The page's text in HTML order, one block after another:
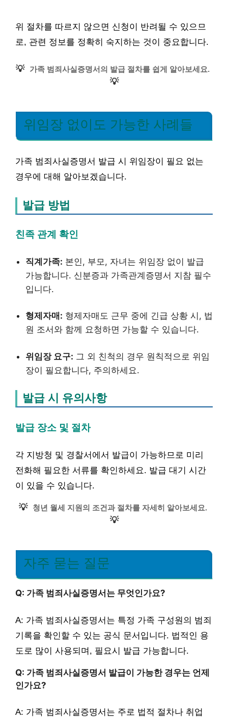
위 절차를 따르지 않으면 신청이 반려될 수 있으므
로, 관련 정보를 정확히 숙지하는 것이 중요합니다.
💡 가족 범죄사실증명서의 발급 절차를 쉽게 알아보세요.
💡
위임장 없이도 가능한 사례들
가족 범죄사실증명서 발급 시 위임장이 필요 없는
경우에 대해 알아보겠습니다.
발급 방법
친족 관계 확인
직계가족: 본인, 부모, 자녀는 위임장 없이 발급
가능합니다. 신분증과 가족관계증명서 지참 필수
입니다.
형제자매: 형제자매도 근무 중에 긴급 상황 시, 법
원 조서와 함께 요청하면 가능할 수 있습니다.
위임장 요구: 그 외 친척의 경우 원칙적으로 위임
장이 필요합니다, 주의하세요.
발급 시 유의사항
발급 장소 및 절차
각 지방청 및 경찰서에서 발급이 가능하므로 미리
전화해 필요한 서류를 확인하세요. 발급 대기 시간
이 있을 수 있습니다.
💡 청년 월세 지원의 조건과 절차를 자세히 알아보세요.
💡
자주 묻는 질문
Q: 가족 범죄사실증명서는 무엇인가요?
A: 가족 범죄사실증명서는 특정 가족 구성원의 범죄
기록을 확인할 수 있는 공식 문서입니다. 법적인 용
도로 많이 사용되며, 필요시 발급 가능합니다.
Q: 가족 범죄사실증명서 발급이 가능한 경우는 언제
인가요?
A: 가족 범죄사실증명서는 주로 법적 절차나 취업